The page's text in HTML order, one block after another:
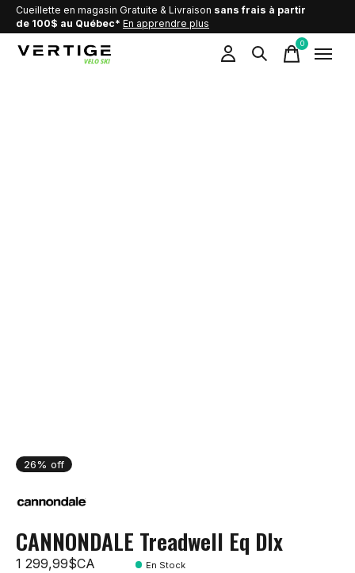
Cueillette en magasin Gratuite & Livraison sans frais à partir
de 100$ au Québec* En apprendre plus
0items
26% off
CANNONDALE Treadwell Eq Dlx
1 299,99$CA
En Stock